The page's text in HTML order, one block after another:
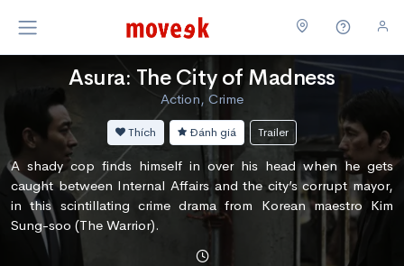
Asura: The City of Madness
Action, Crime
Thích Đánh giá Trailer
A shady cop finds himself in over his head when he gets
caught between Internal Affairs and the city’s corrupt mayor,
in this scintillating crime drama from Korean maestro Kim
Sung-soo (The Warrior).